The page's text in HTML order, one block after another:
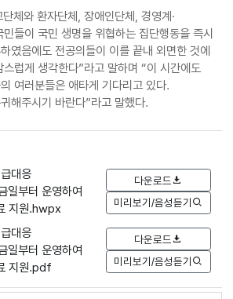
체와 환자단체, 장애인단체, 경영계·
들이 국민 생명을 위협하는 집단행동을 즉시
였음에도 전공의들이 이를 끝내 외면한 것에
럽게 생각한다”라고 말하며 “이 시간에도
여러분들은 애타게 기다리고 있다.
해주시기 바란다”라고 말했다.
대응
일부터 운영하여
지원.hwpx
다운로드
미리보기/음성듣기
대응
일부터 운영하여
지원.pdf
다운로드
미리보기/음성듣기